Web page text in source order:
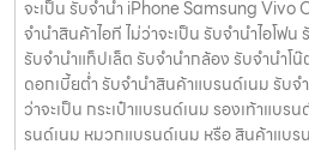
จะเป็น รับจำนำ iPhone Samsung Vivo
จำนำสินค้าไอที ไม่ว่าจะเป็น รับจำนำไอโฟ
รับจำนำแท็ปเล็ต รับจำนำกล้อง รับจำนำโ
ดอกเบี้ยต่ำ รับจำนำสินค้าแบรนด์เนม รับ
ว่าจะเป็น กระเป๋าแบรนด์เนม รองเท้าแบร
รนด์เนม หมวกแบรนด์เนม หรือ สินค้าแบร